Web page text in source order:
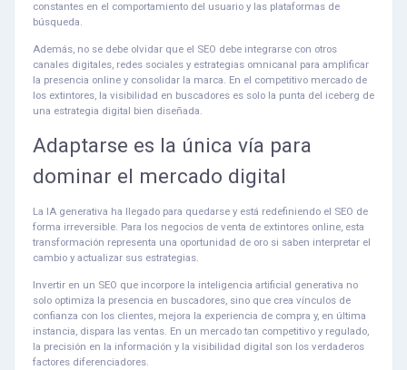
constantes en el comportamiento del usuario y las plataformas de
búsqueda.
Además, no se debe olvidar que el SEO debe integrarse con otros
canales digitales, redes sociales y estrategias omnicanal para amplificar
la presencia online y consolidar la marca. En el competitivo mercado de
los extintores, la visibilidad en buscadores es solo la punta del iceberg de
una estrategia digital bien diseñada.
Adaptarse es la única vía para
dominar el mercado digital
La IA generativa ha llegado para quedarse y está redefiniendo el SEO de
forma irreversible. Para los negocios de venta de extintores online, esta
transformación representa una oportunidad de oro si saben interpretar el
cambio y actualizar sus estrategias.
Invertir en un SEO que incorpore la inteligencia artificial generativa no
solo optimiza la presencia en buscadores, sino que crea vínculos de
confianza con los clientes, mejora la experiencia de compra y, en última
instancia, dispara las ventas. En un mercado tan competitivo y regulado,
la precisión en la información y la visibilidad digital son los verdaderos
factores diferenciadores.